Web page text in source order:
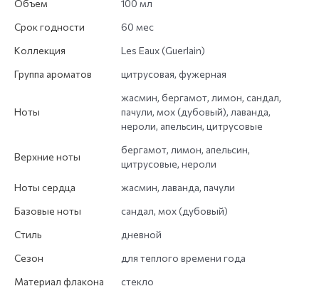
Объем
100 мл
Срок годности
60 мес
Коллекция
Les Eaux (Guerlain)
Группа ароматов
цитрусовая, фужерная
Ноты
жасмин, бергамот, лимон, сандал,
пачули, мох (дубовый), лаванда,
нероли, апельсин, цитрусовые
Верхние ноты
бергамот, лимон, апельсин,
цитрусовые, нероли
Ноты сердца
жасмин, лаванда, пачули
Базовые ноты
сандал, мох (дубовый)
Стиль
дневной
Сезон
для теплого времени года
Материал флакона
стекло